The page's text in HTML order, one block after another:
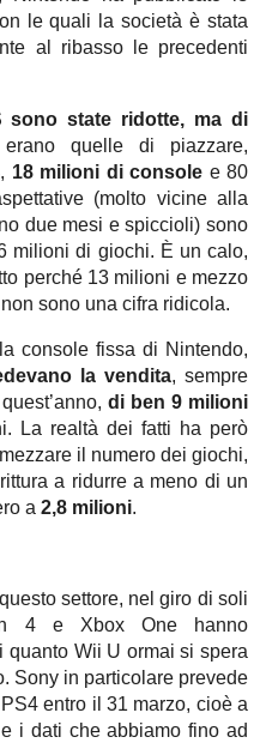
le quali la società è stata
al ribasso le precedenti
sono state ridotte, ma di
quelle di piazzare,
18 milioni di console e 80
(molto vicine alla
due mesi e spiccioli) sono
milioni di giochi. È un calo,
perché 13 milioni e mezzo
sono una cifra ridicola.
la console fissa di Nintendo,
la vendita, sempre
di ben 9 milioni
La realtà dei fatti ha però
il numero dei giochi,
a ridurre a meno di un
a 2,8 milioni.
settore, nel giro di soli
4 e Xbox One hanno
quanto Wii U ormai si spera
Sony in particolare prevede
entro il 31 marzo, cioè a
i dati che abbiamo fino ad